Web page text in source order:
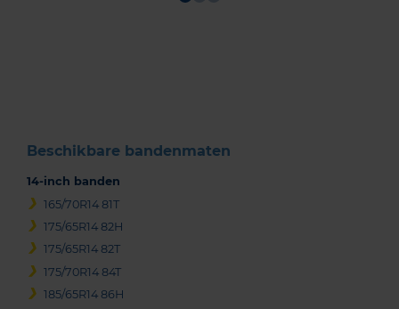
Beschikbare bandenmaten
14-inch banden
165/70R14 81T
175/65R14 82H
175/65R14 82T
175/70R14 84T
185/65R14 86H